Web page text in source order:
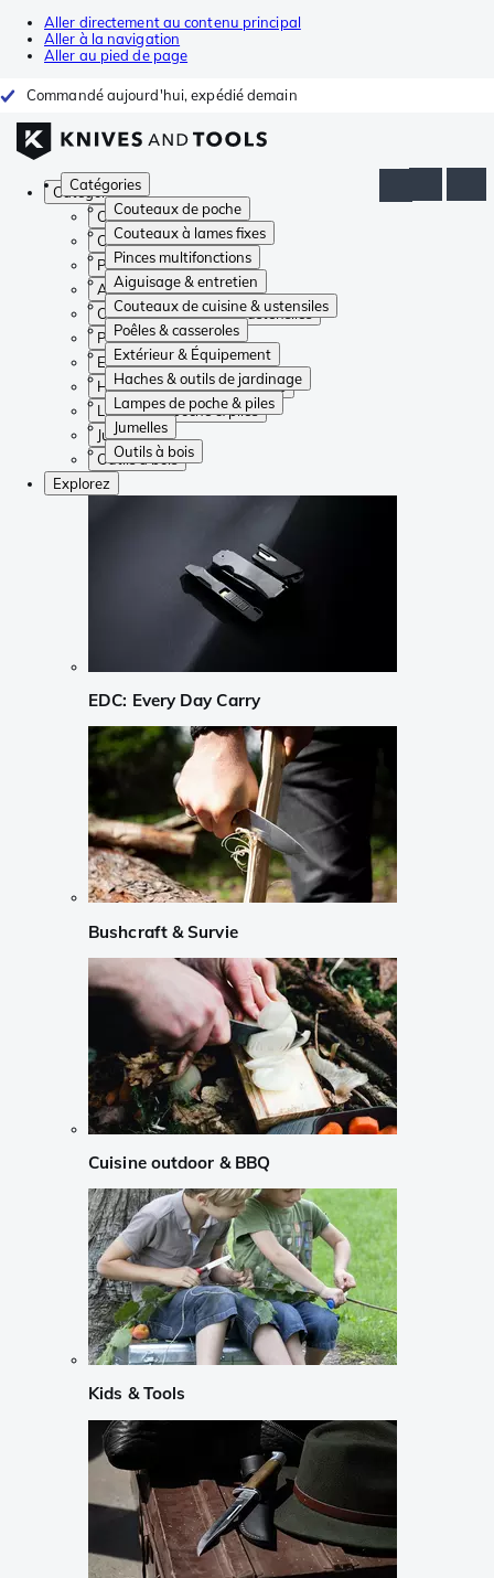
Aller directement au contenu principal
Aller à la navigation
Aller au pied de page
Commandé aujourd'hui, expédié demain
Catégories
Couteaux de poche
Couteaux à lames fixes
Pinces multifonctions
Aiguisage & entretien
Couteaux de cuisine & ustensiles
Poêles & casseroles
Extérieur & Équipement
Haches & outils de jardinage
Lampes de poche & piles
Jumelles
Outils à bois
Catégories
Couteaux de poche
Couteaux à lames fixes
Pinces multifonctions
Aiguisage & entretien
Couteaux de cuisine & ustensiles
Poêles & casseroles
Extérieur & Équipement
Haches & outils de jardinage
Lampes de poche & piles
Jumelles
Outils à bois
Explorez
EDC: Every Day Carry
Bushcraft & Survie
Cuisine outdoor & BBQ
Kids & Tools